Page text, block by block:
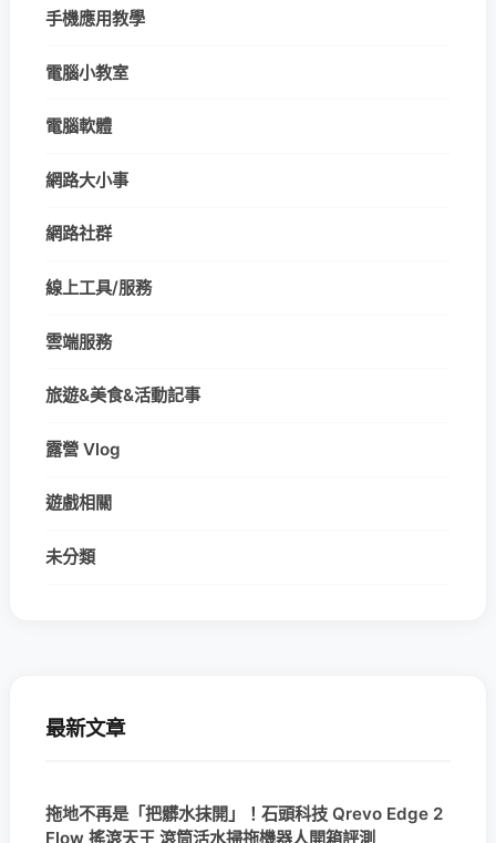
手機應用教學
電腦小教室
電腦軟體
網路大小事
網路社群
線上工具/服務
雲端服務
旅遊&美食&活動記事
露營 Vlog
遊戲相關
未分類
最新文章
拖地不再是「把髒水抹開」！石頭科技 Qrevo Edge 2
Flow 搖滾天王 滾筒活水掃拖機器人開箱評測